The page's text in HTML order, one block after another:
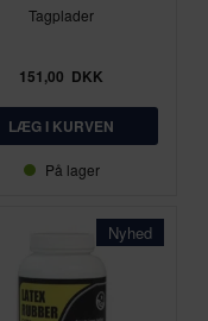
Tagplader
151,00 DKK
På lager
Nyhed